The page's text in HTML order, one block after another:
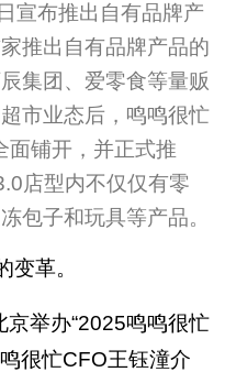
宣布推出自有品牌产
推出自有品牌产品的
集团、爱零食等量贩
市业态后，鸣鸣很忙
面铺开，并正式推
店型内不仅仅有零
包子和玩具等产品。
革。
举办“2025鸣鸣很忙
很忙CFO王钰潼介